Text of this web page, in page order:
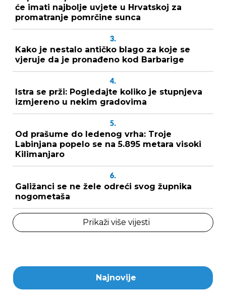
će imati najbolje uvjete u Hrvatskoj za
promatranje pomrčine sunca
3.
Kako je nestalo antičko blago za koje se
vjeruje da je pronađeno kod Barbarige
4.
Istra se prži: Pogledajte koliko je stupnjeva
izmjereno u nekim gradovima
5.
Od prašume do ledenog vrha: Troje
Labinjana popelo se na 5.895 metara visoki
Kilimanjaro
6.
Galižanci se ne žele odreći svog župnika
nogometaša
Prikaži više vijesti
Najnovije